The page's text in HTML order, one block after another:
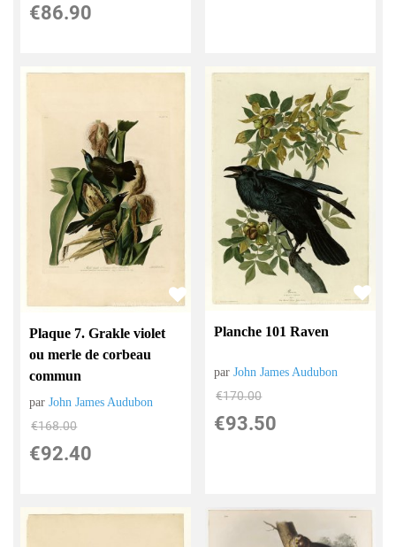
€86.90
Plaque 7. Grakle violet
ou merle de corbeau
commun
parJohn James Audubon
€168.00
€92.40
Planche 101 Raven
parJohn James Audubon
€170.00
€93.50